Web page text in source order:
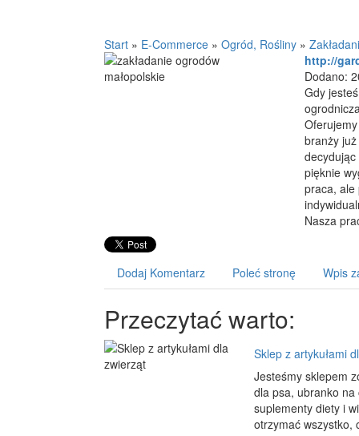
Start » E-Commerce » Ogród, Rośliny »
http://
Dodano:
Gdy
branży
pięknie
praca, ale
Nasza
Dodaj Komentarz Poleć stronę Wpis
Przeczytać warto:
Sklep z artykułami
Jesteśmy sklepem
dla psa, ubranko na
suplementy diety i
otrzymać wszystko,